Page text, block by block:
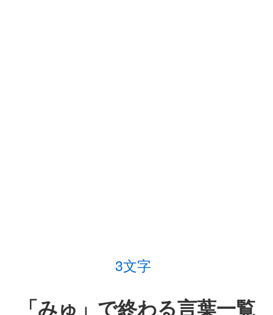
3文字
「みゅ」で終わる言葉一覧